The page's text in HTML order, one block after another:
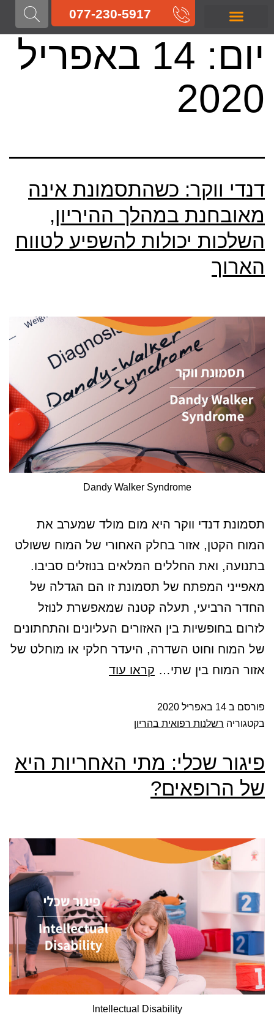
077-230-5917
יום:
14 באפריל
2020
דנדי ווקר: כשהתסמונת אינה
מאובחנת במהלך ההיריון,
השלכות יכולות להשפיע לטווח
הארוך
Dandy Walker Syndrome
תסמונת דנדי ווקר היא מום מולד שמערב את
המוח הקטן, אזור בחלק האחורי של המוח ששולט
בתנועה, ואת החללים המלאים בנוזלים סביבו.
מאפייני המפתח של תסמונת זו הם הגדלה של
החדר הרביעי, תעלה קטנה שמאפשרת לנוזל
לזרום בחופשיות בין האזורים העליונים והתחתונים
של המוח וחוט השדרה, היעדר חלקי או מוחלט של
אזור המוח בין שתי… קראו עוד
פורסם ב 14 באפריל 2020
בקטגוריה רשלנות רפואית בהריון
פיגור שכלי: מתי האחריות היא
של הרופאים?
Intellectual Disability